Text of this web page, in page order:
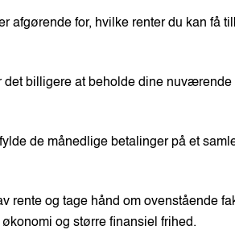
afgørende for, hvilke renter du kan få
billigere at beholde dine nuværende
de månedlige betalinger på et
rente og tage hånd om ovenstående
og større finansiel frihed.